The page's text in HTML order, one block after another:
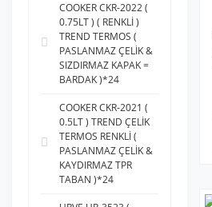
COOKER CKR-2022 (
0.75LT ) ( RENKLİ )
TREND TERMOS (
PASLANMAZ ÇELİK &
SIZDIRMAZ KAPAK =
BARDAK )*24
COOKER CKR-2021 (
0.5LT ) TREND ÇELİK
TERMOS RENKLİ (
PASLANMAZ ÇELİK &
KAYDIRMAZ TPR
TABAN )*24